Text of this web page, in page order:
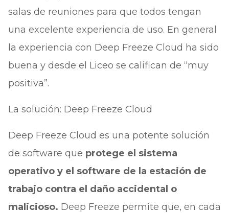
salas de reuniones para que todos tengan
una excelente experiencia de uso. En general
la experiencia con Deep Freeze Cloud ha sido
buena y desde el Liceo se califican de “muy
positiva”.
La solución: Deep Freeze Cloud
Deep Freeze Cloud es una potente solución
de software que protege el sistema
operativo y el software de la estación de
trabajo contra el daño accidental o
malicioso. Deep Freeze permite que, en cada